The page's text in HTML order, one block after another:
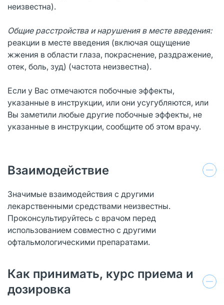
неизвестна).
Общие расстройства и нарушения в месте введения:
реакции в месте введения (включая ощущение
жжения в области глаза, покраснение, раздражение,
отек, боль, зуд) (частота неизвестна).
Если у Вас отмечаются побочные эффекты,
указанные в инструкции, или они усугубляются, или
Вы заметили любые другие побочные эффекты, не
указанные в инструкции, сообщите об этом врачу.
Взаимодействие
Значимые взаимодействия с другими
лекарственными средствами неизвестны.
Проконсультируйтесь с врачом перед
использованием совместно с другими
офтальмологическими препаратами.
Как принимать, курс приема и
дозировка